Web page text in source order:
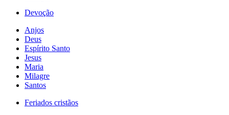
Devoção
Anjos
Deus
Espírito Santo
Jesus
Maria
Milagre
Santos
Feriados cristãos